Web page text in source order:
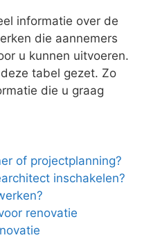
informatie over de
die aannemers
u kunnen uitvoeren.
tabel gezet. Zo
die u graag
of projectplanning?
inschakelen?
renovatie